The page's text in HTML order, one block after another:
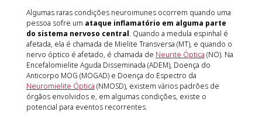
Algumas raras condições neuroimunes ocorrem quando uma
pessoa sofre um ataque inflamatório em alguma parte
do sistema nervoso central. Quando a medula espinhal é
afetada, ela é chamada de Mielite Transversa (MT), e quando o
nervo óptico é afetado, é chamada de Neurite Óptica (NO). Na
Encefalomielite Aguda Disseminada (ADEM), Doença do
Anticorpo MOG (MOGAD) e Doença do Espectro da
Neuromielite Óptica (NMOSD), existem vários padrões de
órgãos envolvidos e, em algumas condições, existe o
potencial para eventos recorrentes.